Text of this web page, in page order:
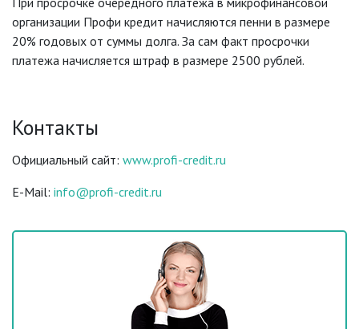
организации Профи кредит начисляются пенни в размере
20% годовых от суммы долга. За сам факт просрочки
платежа начисляется штраф в размере 2500 рублей.
Контакты
Официальный сайт: www.profi-credit.ru
E-Mail: info@profi-credit.ru